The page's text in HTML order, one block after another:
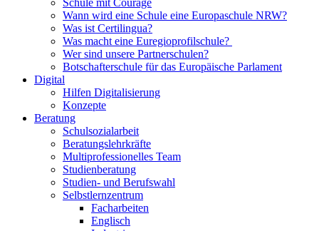
Schule mit Courage
Wann wird eine Schule eine Europaschule NRW?
Was ist Certilingua?
Was macht eine Euregioprofilschule?
Wer sind unsere Partnerschulen?
Botschafterschule für das Europäische Parlament
Digital
Hilfen Digitalisierung
Konzepte
Beratung
Schulsozialarbeit
Beratungslehrkräfte
Multiprofessionelles Team
Studienberatung
Studien- und Berufswahl
Selbstlernzentrum
Facharbeiten
Englisch